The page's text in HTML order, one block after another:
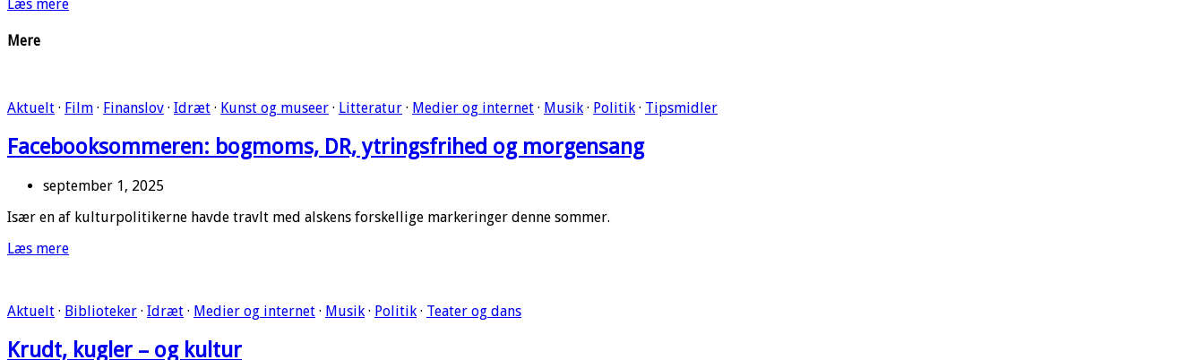
Læs mere
Mere
Aktuelt · Film · Finanslov · Idræt · Kunst og museer · Litteratur · Medier og internet · Musik · Politik · Tipsmidler
Facebooksommeren: bogmoms, DR, ytringsfrihed og morgensang
september 1, 2025
Især en af kulturpolitikerne havde travlt med alskens forskellige markeringer denne sommer.
Læs mere
Aktuelt · Biblioteker · Idræt · Medier og internet · Musik · Politik · Teater og dans
Krudt, kugler – og kultur